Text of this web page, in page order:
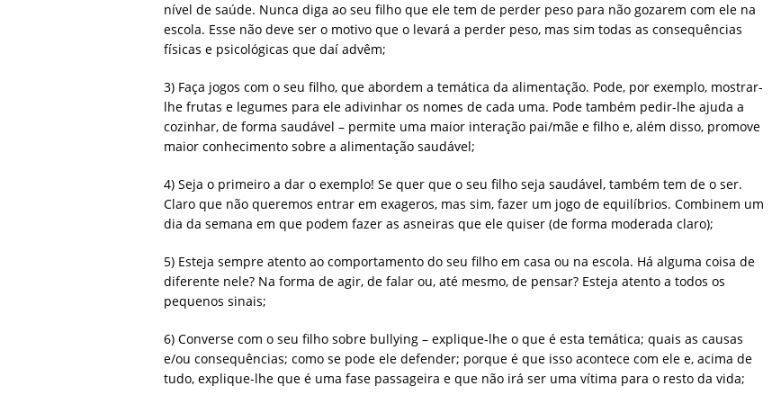
nível de saúde. Nunca diga ao seu filho que ele tem de perder peso para não gozarem com ele na
escola. Esse não deve ser o motivo que o levará a perder peso, mas sim todas as consequências
físicas e psicológicas que daí advêm;
3) Faça jogos com o seu filho, que abordem a temática da alimentação. Pode, por exemplo, mostrar-
lhe frutas e legumes para ele adivinhar os nomes de cada uma. Pode também pedir-lhe ajuda a
cozinhar, de forma saudável – permite uma maior interação pai/mãe e filho e, além disso, promove
maior conhecimento sobre a alimentação saudável;
4) Seja o primeiro a dar o exemplo! Se quer que o seu filho seja saudável, também tem de o ser.
Claro que não queremos entrar em exageros, mas sim, fazer um jogo de equilíbrios. Combinem um
dia da semana em que podem fazer as asneiras que ele quiser (de forma moderada claro);
5) Esteja sempre atento ao comportamento do seu filho em casa ou na escola. Há alguma coisa de
diferente nele? Na forma de agir, de falar ou, até mesmo, de pensar? Esteja atento a todos os
pequenos sinais;
6) Converse com o seu filho sobre bullying – explique-lhe o que é esta temática; quais as causas
e/ou consequências; como se pode ele defender; porque é que isso acontece com ele e, acima de
tudo, explique-lhe que é uma fase passageira e que não irá ser uma vítima para o resto da vida;